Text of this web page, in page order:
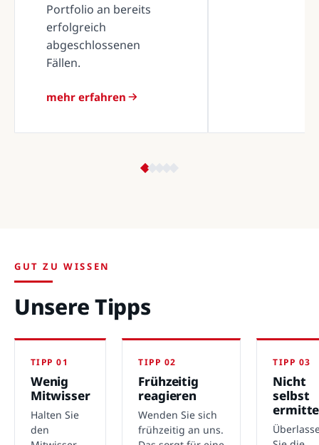
Portfolio an bereits
erfolgreich
abgeschlossenen
Fällen.
mehr erfahren
GUT ZU WISSEN
Unsere Tipps
TIPP 01
Wenig
Mitwisser
Halten Sie
den
TIPP 02
Frühzeitig
reagieren
Wenden Sie sich
frühzeitig an uns.
TIPP 03
Nicht
selbst